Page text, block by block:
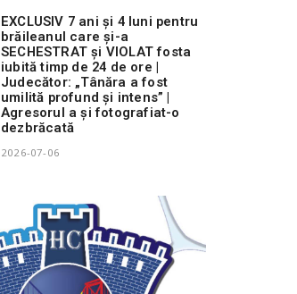
EXCLUSIV 7 ani și 4 luni pentru
brăileanul care și-a
SECHESTRAT și VIOLAT fosta
iubită timp de 24 de ore |
Judecător: „Tânăra a fost
umilită profund și intens” |
Agresorul a și fotografiat-o
dezbrăcată
2026-07-06